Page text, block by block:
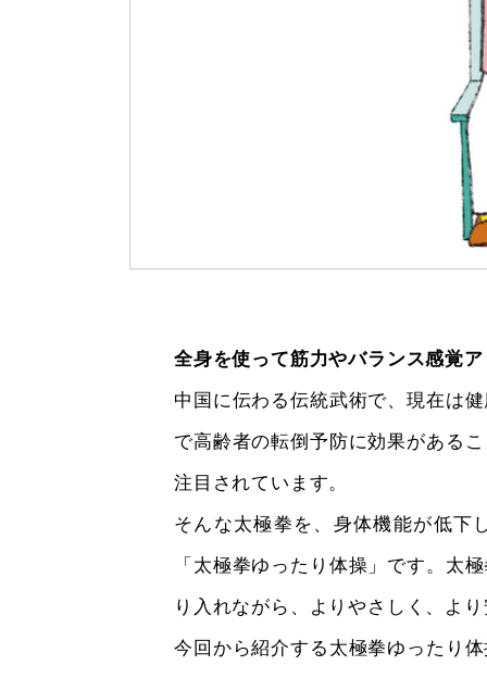
全身を使って筋力やバランス感覚
中国に伝わる伝統武術で、現在は
で高齢者の転倒予防に効果がある
注目されています。
そんな太極拳を、身体機能が低下
「太極拳ゆったり体操」です。太
り入れながら、よりやさしく、よ
今回から紹介する太極拳ゆったり